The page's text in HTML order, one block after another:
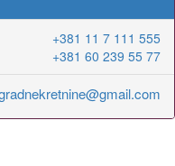
+381 11 7 111 555
+381 60 239 55 77